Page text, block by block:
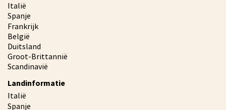
Italië
Spanje
Frankrijk
België
Duitsland
Groot-Brittannië
Scandinavië
Landinformatie
Italië
Spanje